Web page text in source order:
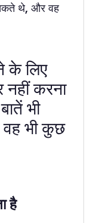
थे, और वह
के लिए
नहीं करना
भी
भी कुछ
है